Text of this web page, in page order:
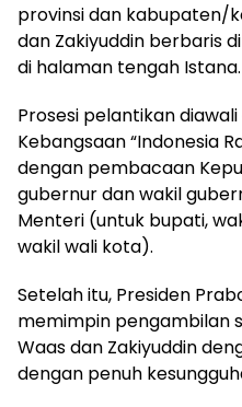
provinsi dan kabupaten/
dan Zakiyuddin berbaris
di halaman tengah Istana.
Prosesi pelantikan
Kebangsaan “Indonesia
dengan pembacaan
gubernur dan wakil
Menteri (untuk bupati,
wakil wali kota).
Setelah itu, Presiden
memimpin pengambilan
Waas dan Zakiyuddin
dengan penuh